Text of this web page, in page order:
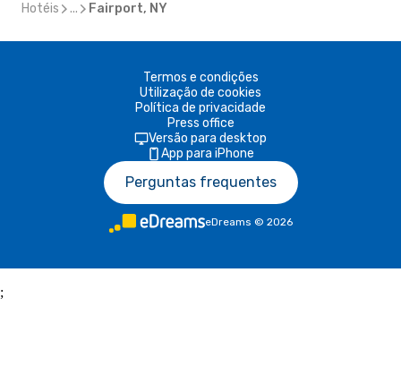
Hotéis ... Fairport, NY
Termos e condições
Utilização de cookies
Política de privacidade
Press office
Versão para desktop
App para iPhone
Perguntas frequentes
eDreams © 2026
;